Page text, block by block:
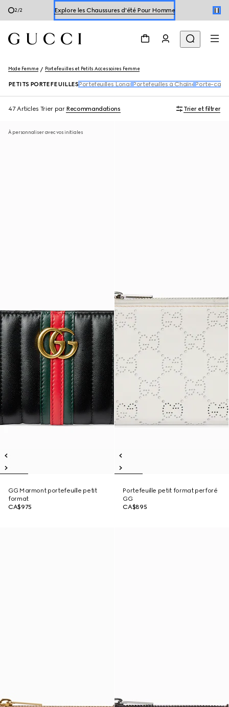
1/2 Explorer les Chaussures d'été Pour Femme
Mode Femme Portefeuilles et Petits Accessoires Femme
PETITS PORTEFEUILLES Portefeuilles Longs Portefeuilles à ChaînePorte-
47 Articles Trier par Recommandations Trier et filtrer
À personnaliser avec vos initiales
GG Marmont portefeuille petit
format
CA$975
Portefeuille petit format perforé
GG
CA$895